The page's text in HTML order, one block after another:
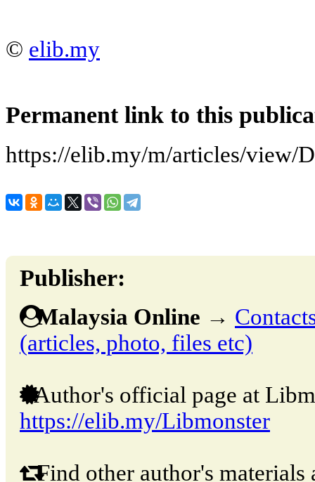
© elib.my
Permanent link to this
https://elib.my/m/articles/view/
Publisher:
Malaysia Online →
(articles, photo, files etc)
Author's official page at
https://elib.my/Libmonster
Find other author's materials